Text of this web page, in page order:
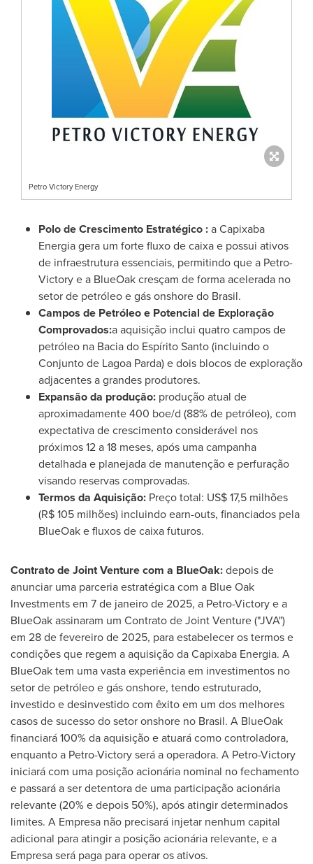
Petro Victory Energy
Polo de Crescimento Estratégico:a Capixaba
Energia gera um forte fluxo de caixa e possui ativos
de infraestrutura essenciais, permitindo que a Petro-
Victory e a BlueOak cresçam de forma acelerada no
setor de petróleo e gás onshore do Brasil.
Campos de Petróleoe Potencial de Exploração
Comprovados:a aquisição inclui quatro campos de
petróleo na Bacia do Espírito Santo (incluindo o
Conjunto de Lagoa Parda) e dois blocos de exploração
adjacentes a grandes produtores.
Expansão da produção: produção atual de
aproximadamente 400 boe/d (88% de petróleo), com
expectativa de crescimento considerável nos
próximos 12 a 18 meses, após uma campanha
detalhada e planejada de manutenção e perfuração
visando reservas comprovadas.
Termos da Aquisição: Preço total: US$ 17,5 milhões
(R$ 105 milhões) incluindo earn-outs, financiados pela
BlueOak e fluxos de caixa futuros.
Contrato de Joint Venture com a BlueOak:depois de
anunciar uma parceria estratégica com a Blue Oak
Investments em 7 de janeiro de 2025, a Petro-Victory e a
BlueOak assinaram um Contrato de Joint Venture ("JVA")
em 28 de fevereiro de 2025, para estabelecer os termos e
condições que regem a aquisição da Capixaba Energia. A
BlueOak tem uma vasta experiência em investimentos no
setor de petróleo e gás onshore, tendo estruturado,
investido e desinvestido com êxito em um dos melhores
casos de sucesso do setor onshore no Brasil. A BlueOak
financiará 100% da aquisição e atuará como controladora,
enquanto a Petro-Victory será a operadora. A Petro-Victory
iniciará com uma posição acionária nominal no fechamento
e passará a ser detentora de uma participação acionária
relevante (20% e depois 50%), após atingir determinados
limites. A Empresa não precisará injetar nenhum capital
adicional para atingir a posição acionária relevante, e a
Empresa será paga para operar os ativos.